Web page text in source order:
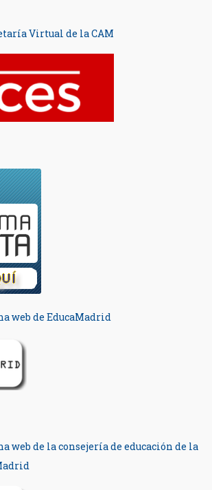
Virtual de la CAM
web de EducaMadrid
web de la consejería de educación de la